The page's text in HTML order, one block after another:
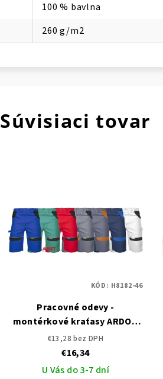
100 % bavlna
260 g/m2
Súvisiaci tovar
Pracovné odevy -
montérkové kraťasy ARDON
COOL TREND
€13,28 bez DPH
€16,34
U Vás do 3-7 dní
KÓD: H8182-46